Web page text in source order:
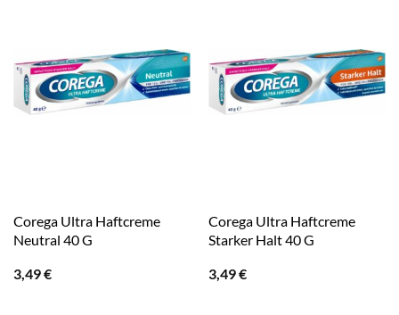
Corega Ultra Haftcreme
Neutral 40 G
3,49€
Corega Ultra Haftcreme
Starker Halt 40 G
3,49€